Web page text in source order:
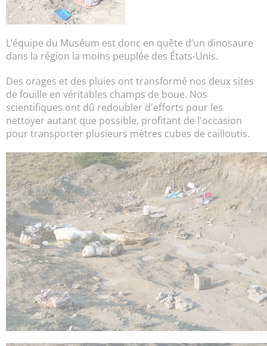
L’équipe du Muséum est donc en quête d’un dinosaure
dans la région la moins peuplée des États-Unis.
Des orages et des pluies ont transformé nos deux sites
de fouille en véritables champs de boue. Nos
scientifiques ont dû redoubler d'efforts pour les
nettoyer autant que possible, profitant de l'occasion
pour transporter plusieurs mètres cubes de cailloutis.